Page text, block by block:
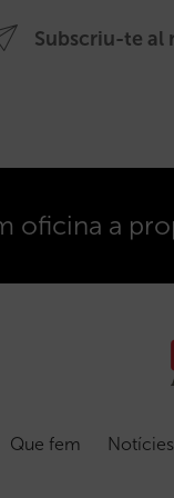
Subscriu-te al
oficina a
Que fem Notícies